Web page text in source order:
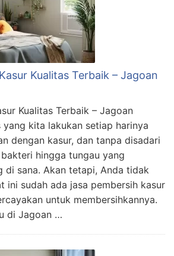
Kualitas Terbaik – Jagoan
Kualitas Terbaik – Jagoan
kita lakukan setiap harinya
dengan kasur, dan tanpa disadari
hingga tungau yang
di sana. Akan tetapi, Anda tidak
ini sudah ada jasa pembersih kasur
untuk membersihkannya.
di Jagoan …